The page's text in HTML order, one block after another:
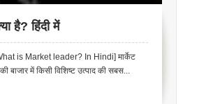
है? हिंदी में
is Market leader? In Hindi] मार्केट
बाजार में किसी विशिष्ट उत्पाद की सबस...